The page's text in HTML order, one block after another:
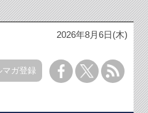
2026年8月6日(木)
マガ登録